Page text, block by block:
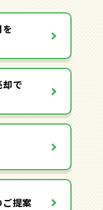
で
提案